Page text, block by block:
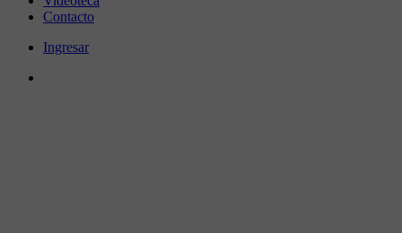
Contacto
Ingresar